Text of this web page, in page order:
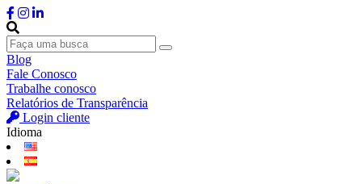
Blog
Fale Conosco
Trabalhe conosco
Relatórios de Transparência
Login cliente
Idioma